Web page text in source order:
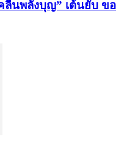
ลื่นพลังบุญ” เต้นยับ ขอ